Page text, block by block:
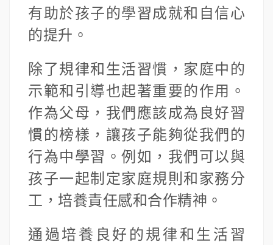
有助於孩子的學習成就和自信心
的提升。
除了規律和生活習慣，家庭中的
示範和引導也起著重要的作用。
作為父母，我們應該成為良好習
慣的榜樣，讓孩子能夠從我們的
行為中學習。例如，我們可以與
孩子一起制定家庭規則和家務分
工，培養責任感和合作精神。
通過培養良好的規律和生活習